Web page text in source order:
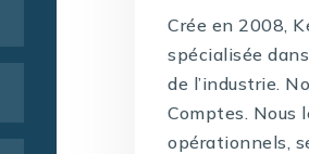
Crée en 2008,
spécialisée
de l’industrie.
Comptes. Nous
opérationnels,